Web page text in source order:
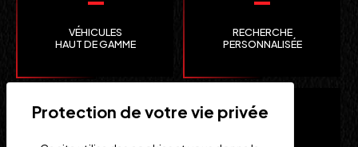
VÉHICULES
HAUT DE GAMME
RECHERCHE
PERSONNALISÉE